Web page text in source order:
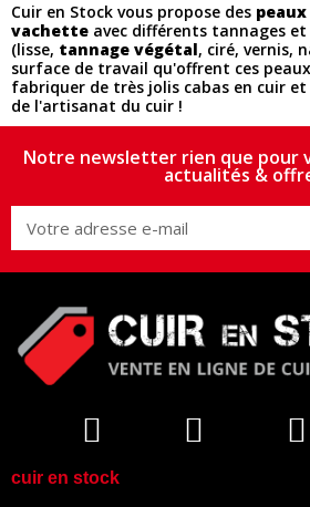
Cuir en Stock vous propose des
vachette avec différents tannages
(lisse, tannage végétal, ciré, vernis,
surface de travail qu'offrent ces
fabriquer de très jolis cabas en cuir
de l'artisanat du cuir !
Notre newsletter rien que pour
actualités &
cuir en stock